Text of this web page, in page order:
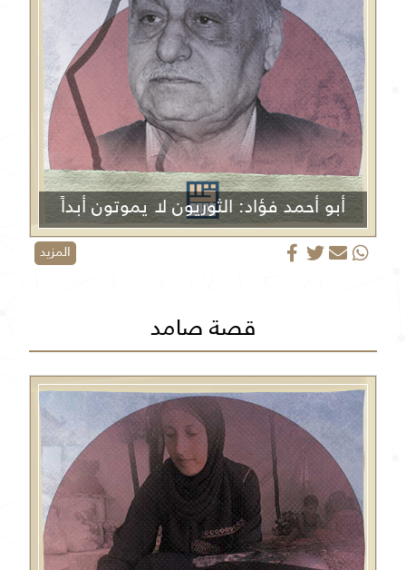
أبو أحمد فؤاد: الثوريون لا يموتون أبداً
المزيد
قصة صامد